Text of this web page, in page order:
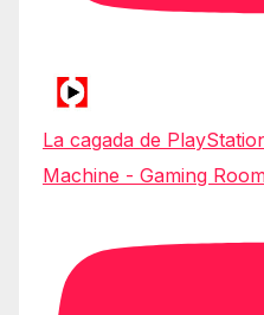
La cagada de
Machine - Gaming